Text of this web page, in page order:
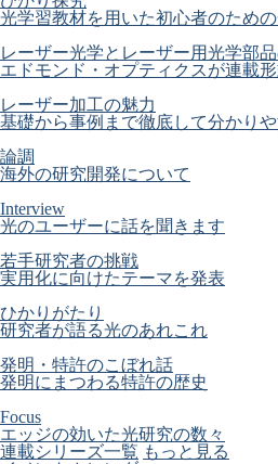
光学習教材を用いた初心者のため
レーザー光学とレーザー用光学部
エドモンド・オプティクスが連載
レーザー加工の魅力
基礎から事例まで徹底して分かり
論調
海外の研究開発について
Interview
光のユーザーに話を聞きます
若手研究者の挑戦
実用化に向けたテーマを発表
ひかりがたり
研究者が語る光のあれこれ
発明・特許のこぼれ話
発明にまつわる特許の歴史
Focus
エッジの効いた光研究の数々
連載シリーズ一覧 もっと見る